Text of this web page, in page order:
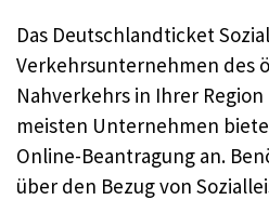
Das Deutschlandticket
Verkehrsunternehmen des
Nahverkehrs in Ihrer
meisten Unternehmen
Online-Beantragung an.
über den Bezug von